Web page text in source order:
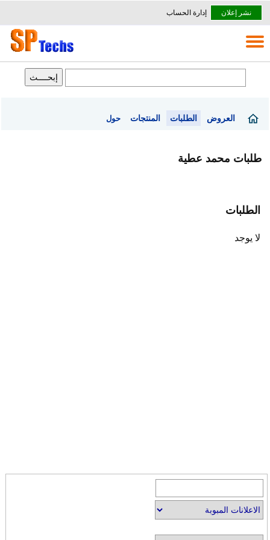
نشر إعلان إدارة الحساب
العروض الطلبات المنتجات حول
طلبات محمد عطية
الطلبات
لا يوجد